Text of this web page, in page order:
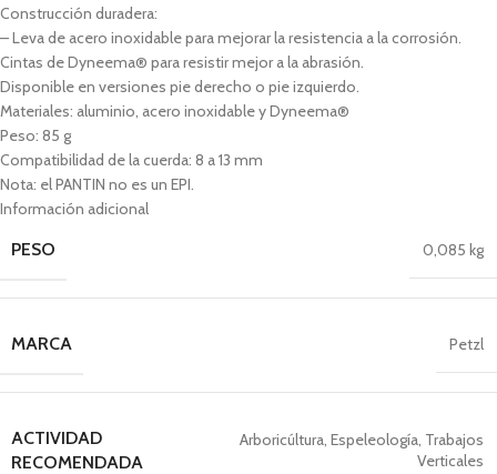
Construcción duradera:
– Leva de acero inoxidable para mejorar la resistencia a la corrosión.
Cintas de Dyneema® para resistir mejor a la abrasión.
Disponible en versiones pie derecho o pie izquierdo.
Materiales: aluminio, acero inoxidable y Dyneema®
Peso: 85 g
Compatibilidad de la cuerda: 8 a 13 mm
Nota: el PANTIN no es un EPI.
Información adicional
PESO 0,085 kg
MARCA Petzl
ACTIVIDAD
RECOMENDADA
Arboricúltura, Espeleología, Trabajos
Verticales